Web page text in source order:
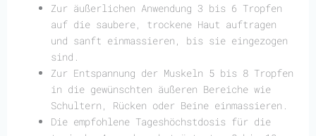
Zur äußerlichen Anwendung 3 bis 6 Tropfen
auf die saubere, trockene Haut auftragen
und sanft einmassieren, bis sie eingezogen
sind.
Zur Entspannung der Muskeln 5 bis 8 Tropfen
in die gewünschten äußeren Bereiche wie
Schultern, Rücken oder Beine einmassieren.
Die empfohlene Tageshöchstdosis für die